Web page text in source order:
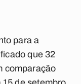
para a
que 32
comparação